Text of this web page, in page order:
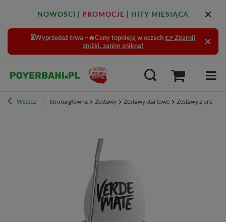
NOWOŚCI | PROMOCJE | HITY MIESIĄCA
⏳Wyprzedaż trwa –🔥Ceny topnieją w oczach 👉 Zgarnij
zniżki, zanim znikną!
Wstecz Strona główna Zestawy Zestawy startowe Zestawy z